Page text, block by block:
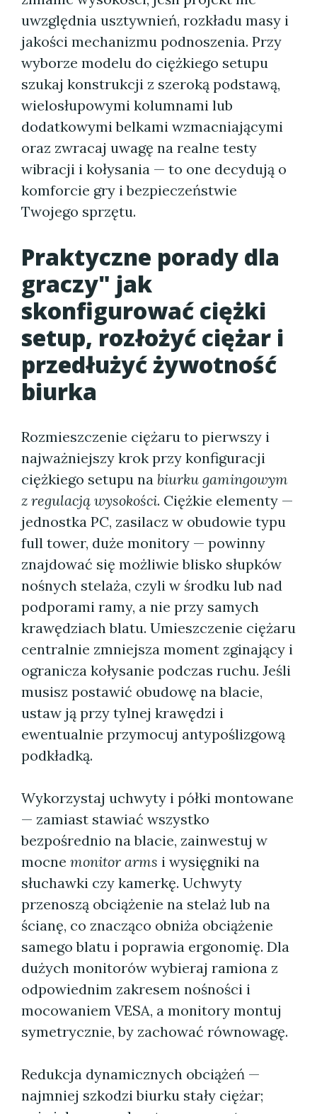
uwzględnia usztywnień, rozkładu masy i
jakości mechanizmu podnoszenia. Przy
wyborze modelu do ciężkiego setupu
szukaj konstrukcji z szeroką podstawą,
wielosłupowymi kolumnami lub
dodatkowymi belkami wzmacniającymi
oraz zwracaj uwagę na realne testy
wibracji i kołysania — to one decydują o
komforcie gry i bezpieczeństwie
Twojego sprzętu.
Praktyczne porady dla
graczy" jak
skonfigurować ciężki
setup, rozłożyć ciężar i
przedłużyć żywotność
biurka
Rozmieszczenie ciężaru to pierwszy i
najważniejszy krok przy konfiguracji
ciężkiego setupu na biurku gamingowym
z regulacją wysokości. Ciężkie elementy —
jednostka PC, zasilacz w obudowie typu
full tower, duże monitory — powinny
znajdować się możliwie blisko słupków
nośnych stelaża, czyli w środku lub nad
podporami ramy, a nie przy samych
krawędziach blatu. Umieszczenie ciężaru
centralnie zmniejsza moment zginający i
ogranicza kołysanie podczas ruchu. Jeśli
musisz postawić obudowę na blacie,
ustaw ją przy tylnej krawędzi i
ewentualnie przymocuj antypoślizgową
podkładką.
Wykorzystaj uchwyty i półki montowane
— zamiast stawiać wszystko
bezpośrednio na blacie, zainwestuj w
mocne monitor arms i wysięgniki na
słuchawki czy kamerkę. Uchwyty
przenoszą obciążenie na stelaż lub na
ścianę, co znacząco obniża obciążenie
samego blatu i poprawia ergonomię. Dla
dużych monitorów wybieraj ramiona z
odpowiednim zakresem nośności i
mocowaniem VESA, a monitory montuj
symetrycznie, by zachować równowagę.
Redukcja dynamicznych obciążeń —
najmniej szkodzi biurku stały ciężar;